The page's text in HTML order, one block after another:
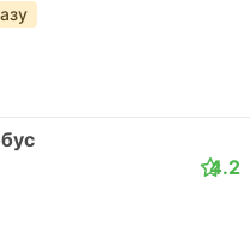
4.2